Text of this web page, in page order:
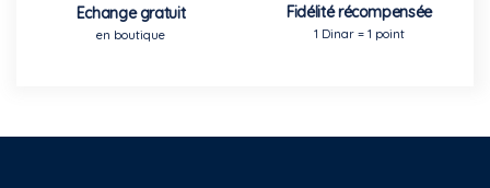
Echange gratuit
en boutique
Fidélité récompensée
1 Dinar = 1 point